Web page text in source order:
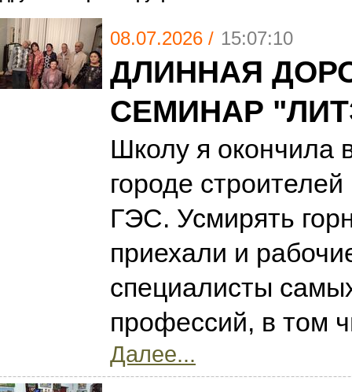
08.07.2026 / 15:07:10
ДЛИННАЯ
СЕМИНАР
Школу я окончила
городе
ГЭС. Усмирять
приехали и
специалисты
профессий, в том
Далее...